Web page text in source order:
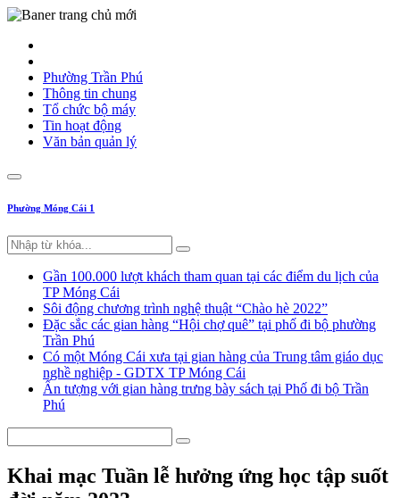
Phường Trần Phú
Thông tin chung
Tổ chức bộ máy
Tin hoạt động
Văn bản quản lý
Phường Móng Cái 1
Gần 100.000 lượt khách tham quan tại các điểm du lịch của
TP Móng Cái
Sôi động chương trình nghệ thuật “Chào hè 2022”
Đặc sắc các gian hàng “Hội chợ quê” tại phố đi bộ phường
Trần Phú
Có một Móng Cái xưa tại gian hàng của Trung tâm giáo dục
nghề nghiệp - GDTX TP Móng Cái
Ấn tượng với gian hàng trưng bày sách tại Phố đi bộ Trần
Phú
Khai mạc Tuần lễ hưởng ứng học tập suốt